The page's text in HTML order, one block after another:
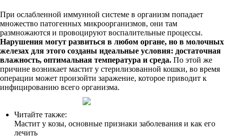
При ослабленной иммунной системе в организм попадает
множество патогенных микроорганизмов, они там
размножаются и провоцируют воспалительные процессы.
Нарушения могут развиться в любом органе, но в молочных
железах для этого созданы идеальные условия: достаточная
влажность, оптимальная температура и среда. По этой же
причине возникает мастит у стерилизованной кошки, во время
операции может произойти заражение, которое приводит к
инфицированию всего организма.
Читайте также:
Мастит у козы, основные признаки заболевания и как его
лечить